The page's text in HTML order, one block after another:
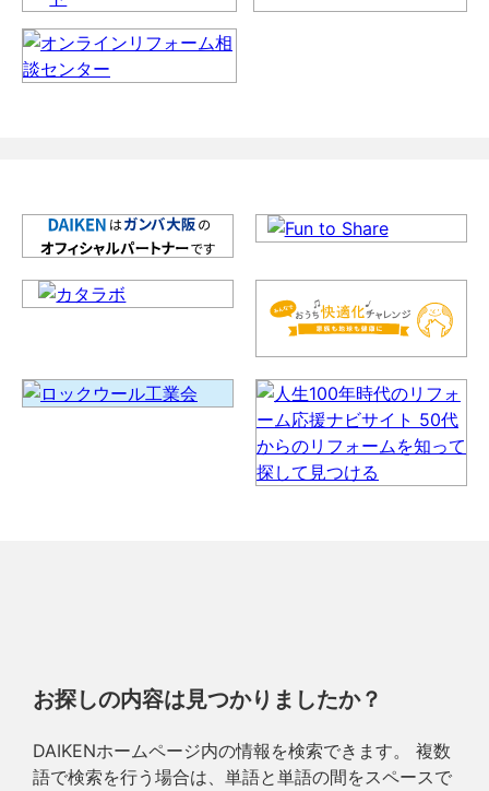
お探しの内容は見つかりましたか？
DAIKENホームページ内の情報を検索できます。 複数
語で検索を行う場合は、単語と単語の間をスペースで